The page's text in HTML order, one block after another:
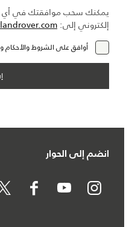
يمكنك سحب موافقتك في أي
إلكتروني إلى:
أوافق على الشروط والأحكام
انضم إلى الحوار